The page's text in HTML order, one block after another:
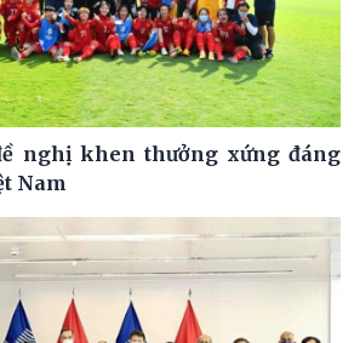
nghị khen thưởng xứng đáng
Nam